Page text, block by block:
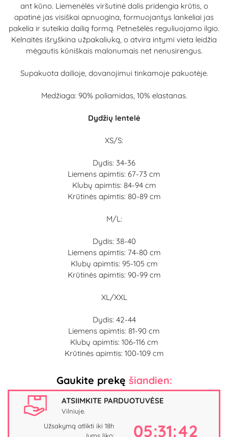
ant kūno. Liemenėlės viršutinė dalis pridengia krūtis, o
apatinė jas visiškai apnuogina, formuojantys lankeliai jas
pakelia ir suteikia dailią formą. Petnešėlės reguliuojamo ilgio.
Kelnaitės išryškina užpakaliuką, o atvira intymi vieta leidžia
mėgautis kūniškais malonumais net nenusirengus.
Supakuota dailioje, dovanojimui tinkamoje pakuotėje.
Medžiaga: 90% poliamidas, 10% elastanas.
Dydžių lentelė
XS/S:
Dydis: 34-36
Liemens apimtis: 67-73 cm
Klubų apimtis: 84-94 cm
Krūtinės apimtis: 80-89 cm
M/L:
Dydis: 38-40
Liemens apimtis: 74-80 cm
Klubų apimtis: 95-105 cm
Krūtinės apimtis: 90-99 cm
XL/XXL
Dydis: 42-44
Liemens apimtis: 81-90 cm
Klubų apimtis: 106-116 cm
Krūtinės apimtis: 100-109 cm
Gaukite prekę šiandien:
ATSIIMKITE PARDUOTUVĖSE
Vilniuje.
Užsakymą atlikti iki 18h
Jums liko:
05:31:41